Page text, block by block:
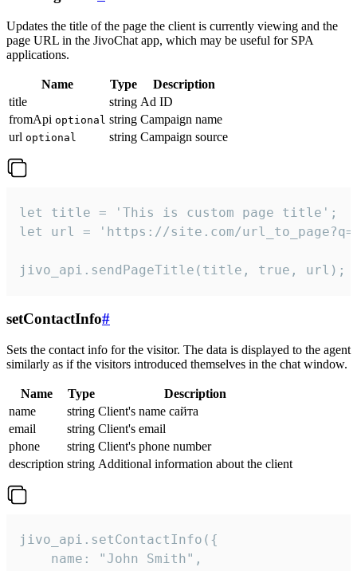
Updates the title of the page the client is currently viewing and the
page URL in the JivoChat app, which may be useful for SPA
applications.
Name Type
Description
title
string Ad ID
fromApi optional string Campaign name
url optional string Campaign source
let title = 'This is custom page title';
let url = 'https://site.com/
jivo_api.sendPageTitle(title, true, url);
setContactInfo#
Sets the contact info for the visitor. The data is displayed to the agent
similarly as if the visitors introduced themselves in the chat window.
Name Type
Description
name
string Client's name сайта
email
string Client's email
phone
string Client's phone number
description string Additional information about the client
jivo_api.setContactInfo({
    name: "John Smith",